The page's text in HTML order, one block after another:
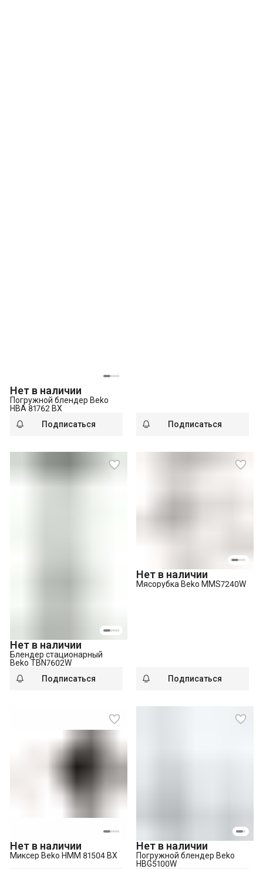
Нет в наличии
Погружной блендер Beko
HBA 81762 BX
Подписаться
Подписаться
Нет в наличии
Блендер стационарный
Beko TBN7602W
Подписаться
Нет в наличии
Мясорубка Beko MMS7240W
Подписаться
Нет в наличии
Миксер Beko HMM 81504 BX
Нет в наличии
Погружной блендер Beko
HBG5100W